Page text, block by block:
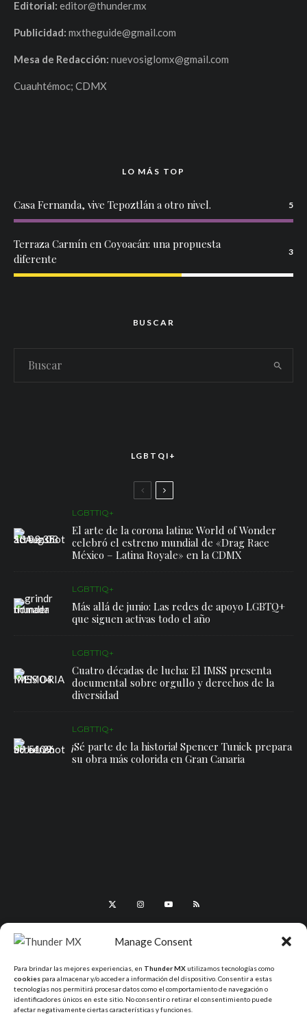
Manage Consent
Para brindar las mejores experiencias, en Thunder MX utilizamos tecnologías como
cookies para almacenar y/o acceder a información del dispositivo. Consentir a estas
tecnologías nos permitirá procesar datos como el comportamiento de navegación o
identificadores únicos en este sitio. No consentir o retirar el consentimiento puede
afectar negativamente ciertas características y funciones.
Editorial: editor@thunder.mx
Publicidad: mxtheguide@gmail.com
Mesa de Redacción: nuevosiglomx@gmail.com
Cuauhtémoc; CDMX
LO MÁS TOP
Casa Fernanda, vive Tepoztlán a otro nivel. 5
Terraza Carmín en Coyoacán: una propuesta
diferente
3
BUSCAR
LGBTQI+
LGBTTIQ+
El arte de la corona latina: World of Wonder
celebró el estreno mundial de «Drag Race
México – Latina Royale» en la CDMX
LGBTTIQ+
Más allá de junio: Las redes de apoyo LGBTQ+
que siguen activas todo el año
LGBTTIQ+
Cuatro décadas de lucha: El IMSS presenta
documental sobre orgullo y derechos de la
diversidad
LGBTTIQ+
¡Sé parte de la historia! Spencer Tunick prepara
su obra más colorida en Gran Canaria